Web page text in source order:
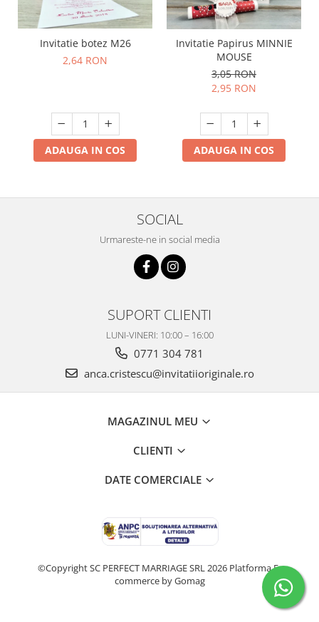
Invitatie botez M26
2,64 RON
ADAUGA IN COS
Invitatie Papirus MINNIE
MOUSE
3,05 RON
2,95 RON
ADAUGA IN COS
SOCIAL
Urmareste-ne in social media
SUPORT CLIENTI
LUNI-VINERI: 10:00 – 16:00
0771 304 781
anca.cristescu@invitatiioriginale.ro
MAGAZINUL MEU
CLIENTI
DATE COMERCIALE
©Copyright SC PERFECT MARRIAGE SRL 2026 Platforma E-
commerce by Gomag